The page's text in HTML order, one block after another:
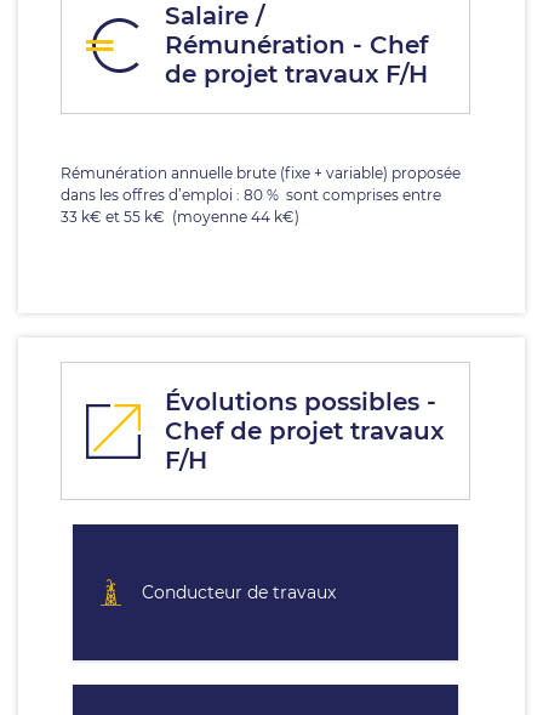
Salaire /
Rémunération - Chef
de projet travaux F/H
Rémunération annuelle brute (fixe + variable) proposée
dans les offres d’emploi : 80 % sont comprises entre
33 k€ et 55 k€ (moyenne 44 k€)
Évolutions possibles -
Chef de projet travaux
F/H
Conducteur de travaux